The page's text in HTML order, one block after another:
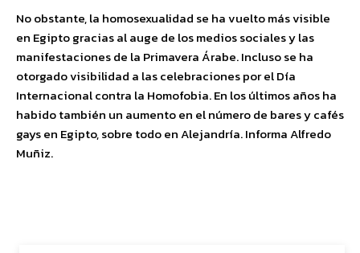
No obstante, la homosexualidad se ha vuelto más visible
en Egipto gracias al auge de los medios sociales y las
manifestaciones de la Primavera Árabe. Incluso se ha
otorgado visibilidad a las celebraciones por el Día
Internacional contra la Homofobia. En los últimos años ha
habido también un aumento en el número de bares y cafés
gays en Egipto, sobre todo en Alejandría. Informa Alfredo
Muñiz.